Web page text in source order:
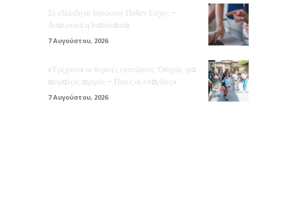
Σε εξέλιξη οι δηλώσεις Πόθεν Έσχες –
Αναλυτικά η διαδικασία
7 Αυγούστου, 2026
«Τρέχουν» οι θερινές εκπτώσεις: Οδηγός για
ασφαλείς αγορές – Ποιες οι «παγίδες»
7 Αυγούστου, 2026